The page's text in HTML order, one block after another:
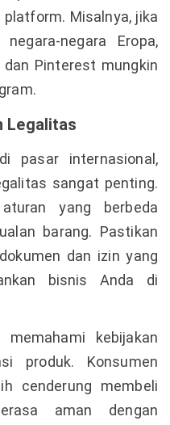
Misalnya, jika
negara Eropa,
Pinterest mungkin
Legalitas
pasar internasional,
sangat penting.
yang berbeda
barang. Pastikan
dan izin yang
bisnis Anda di
kebijakan
produk. Konsumen
cenderung membeli
aman dengan